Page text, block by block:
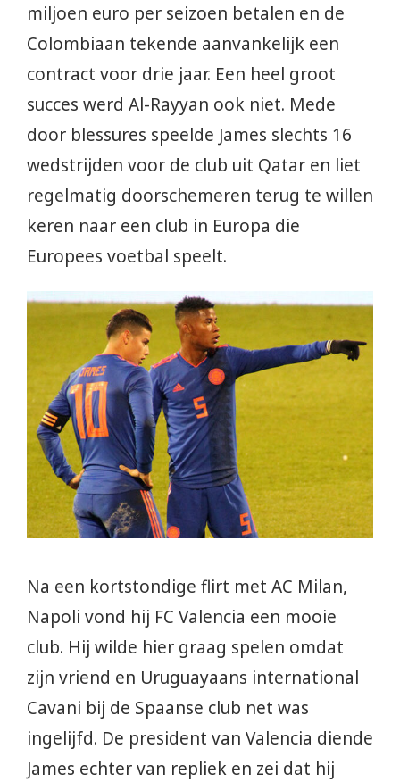
miljoen euro per seizoen betalen en de
Colombiaan tekende aanvankelijk een
contract voor drie jaar. Een heel groot
succes werd Al-Rayyan ook niet. Mede
door blessures speelde James slechts 16
wedstrijden voor de club uit Qatar en liet
regelmatig doorschemeren terug te willen
keren naar een club in Europa die
Europees voetbal speelt.
Na een kortstondige flirt met AC Milan,
Napoli vond hij FC Valencia een mooie
club. Hij wilde hier graag spelen omdat
zijn vriend en Uruguayaans international
Cavani bij de Spaanse club net was
ingelijfd. De president van Valencia diende
James echter van repliek en zei dat hij